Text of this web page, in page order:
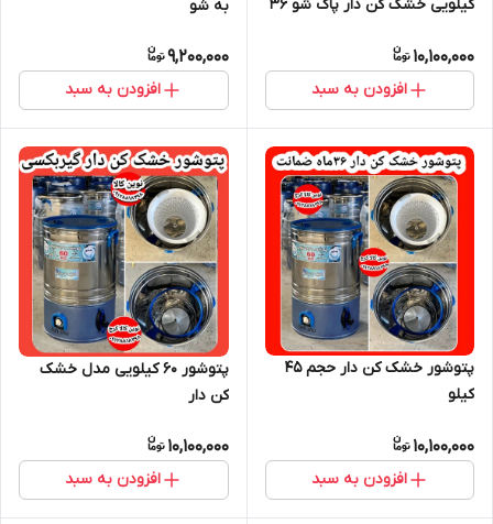
کیلویی خشک کن دار پاک شو ۳۶
10,100,000
افزودن به سبد
به شو
9,200,000
افزودن به سبد
پتوشور خشک کن دار حجم 45
کیلو
10,100,000
افزودن به سبد
پتوشور ۶۰ کیلویی مدل خشک
کن دار
10,100,000
افزودن به سبد